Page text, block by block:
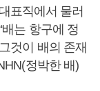
표직에서 물러
는 항구에 정
것이 배의 존재
정박한 배)